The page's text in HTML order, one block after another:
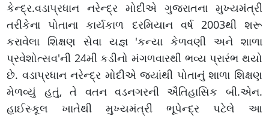
કેન્દ્ર.વડાપ્રધાન નરેન્દ્ર મોદીએ ગુજરાતના મુખ્યમંત્રી
તરીકેના પોતાના કાર્યકાળ દરમિયાન વર્ષ 2003થી શરૂ
કરાવેલા શિક્ષણ સેવા યજ્ઞ 'કન્યા કેળવણી અને શાળા
પ્રવેશોત્સવ'ની 24મી કડીનો મંગળવારથી ભવ્ય પ્રારંભ થયો
છે. વડાપ્રધાન નરેન્દ્ર મોદીએ જ્યાંથી પોતાનું શાળા શિક્ષણ
મેળવ્યું હતું, તે વતન વડનગરની ઐતિહાસિક બી.એન.
હાઈસ્કૂલ ખાતેથી મુખ્યમંત્રી ભૂપેન્દ્ર પટેલે આ